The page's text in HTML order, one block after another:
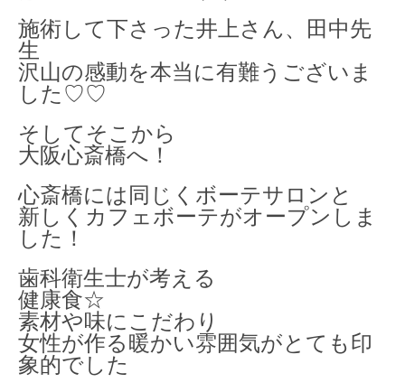
施術して下さった井上さん、田中先
生
沢山の感動を本当に有難うございま
した♡♡
そしてそこから
大阪心斎橋へ！
心斎橋には同じくボーテサロンと
新しくカフェボーテがオープンしま
した！
歯科衛生士が考える
健康食☆
素材や味にこだわり
女性が作る暖かい雰囲気がとても印
象的でした